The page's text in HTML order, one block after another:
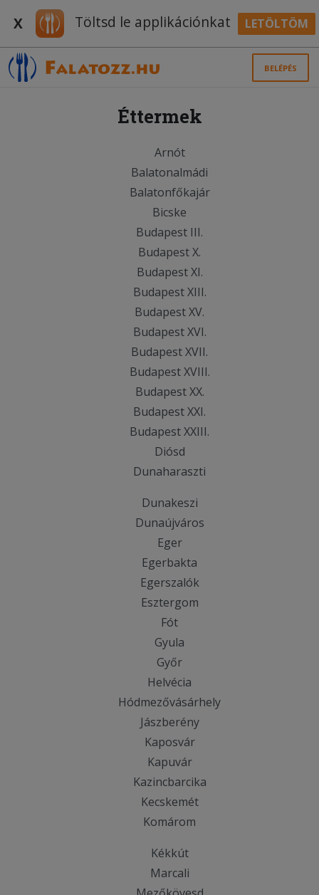
X Töltsd le applikációnkat LETÖLTÖM
BELÉPÉS
Éttermek
Arnót
Balatonalmádi
Balatonfőkajár
Bicske
Budapest III.
Budapest X.
Budapest XI.
Budapest XIII.
Budapest XV.
Budapest XVI.
Budapest XVII.
Budapest XVIII.
Budapest XX.
Budapest XXI.
Budapest XXIII.
Diósd
Dunaharaszti
Dunakeszi
Dunaújváros
Eger
Egerbakta
Egerszalók
Esztergom
Fót
Gyula
Győr
Helvécia
Hódmezővásárhely
Jászberény
Kaposvár
Kapuvár
Kazincbarcika
Kecskemét
Komárom
Kékkút
Marcali